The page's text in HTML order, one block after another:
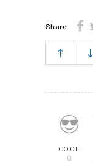
Share:
COOL
0